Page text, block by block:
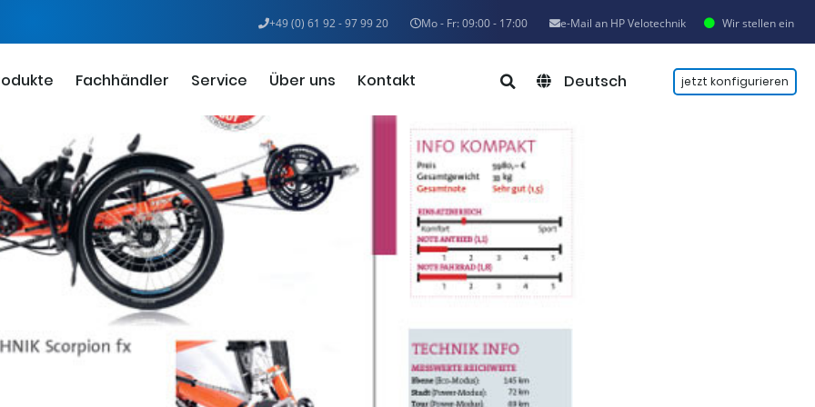
+49 (0) 61 92 - 97 99 20 Mo - Fr: 09:00 - 17:00 e-Mail an HP Velotechnik Wir stellen ein
Fachhändler Service Über uns Kontakt Deutsch jetzt konfigurieren